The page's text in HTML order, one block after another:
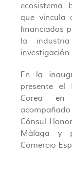
ecosistema
que vincula
financiados
la
investigación.
En la
presente el
Corea en
Cónsul
Málaga y
Comercio